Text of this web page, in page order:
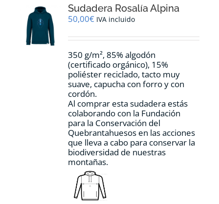
se
pueden
en
página
de
producto
Sudadera Rosalía Alpina
50,00€ IVA incluido
350 g/m², 85% algodón
(certificado orgánico), 15%
poliéster reciclado, tacto muy
suave, capucha con forro y con
cordón.
Al comprar esta sudadera estás
colaborando con la Fundación
para la Conservación del
Quebrantahuesos en las acciones
que lleva a cabo para conservar la
biodiversidad de nuestras
montañas.